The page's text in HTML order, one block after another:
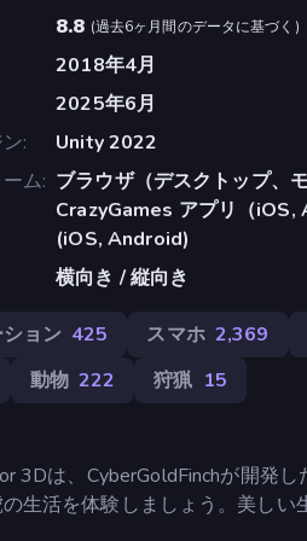
8.8 (過去6ヶ月間のデータに基づく )
2018年4月
2025年6月
Unity 2022
ム ブラウザ（デスクトップ、
CrazyGames アプリ（
(iOS, Android)
横向き / 縦向き
ョン 425 スマホ 2,369
動物 222 狩猟 15
3Dは、CyberGoldFinchが開発
生活を体験しましょう。美し